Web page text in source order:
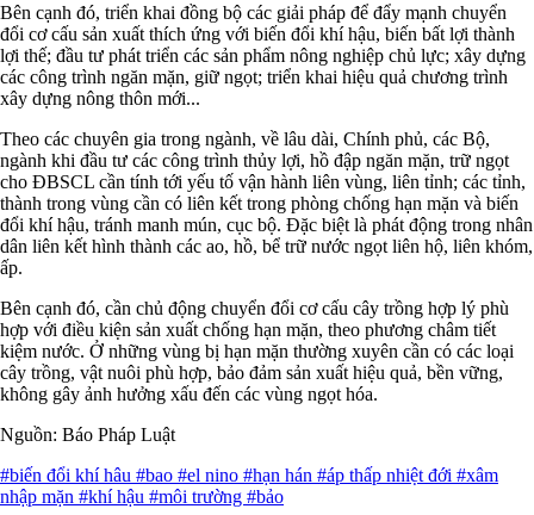
Bên cạnh đó, triển khai đồng bộ các giải pháp để đẩy mạnh chuyển
đổi cơ cấu sản xuất thích ứng với biến đổi khí hậu, biến bất lợi thành
lợi thế; đầu tư phát triển các sản phẩm nông nghiệp chủ lực; xây dựng
các công trình ngăn mặn, giữ ngọt; triển khai hiệu quả chương trình
xây dựng nông thôn mới...
Theo các chuyên gia trong ngành, về lâu dài, Chính phủ, các Bộ,
ngành khi đầu tư các công trình thủy lợi, hồ đập ngăn mặn, trữ ngọt
cho ĐBSCL cần tính tới yếu tố vận hành liên vùng, liên tỉnh; các tỉnh,
thành trong vùng cần có liên kết trong phòng chống hạn mặn và biến
đổi khí hậu, tránh manh mún, cục bộ. Đặc biệt là phát động trong nhân
dân liên kết hình thành các ao, hồ, bể trữ nước ngọt liên hộ, liên khóm,
ấp.
Bên cạnh đó, cần chủ động chuyển đổi cơ cấu cây trồng hợp lý phù
hợp với điều kiện sản xuất chống hạn mặn, theo phương châm tiết
kiệm nước. Ở những vùng bị hạn mặn thường xuyên cần có các loại
cây trồng, vật nuôi phù hợp, bảo đảm sản xuất hiệu quả, bền vững,
không gây ảnh hưởng xấu đến các vùng ngọt hóa.
Nguồn: Báo Pháp Luật
#biến đổi khí hâu #bao #el nino #hạn hán #áp thấp nhiệt đới #xâm
nhập mặn #khí hậu #môi trường #bảo